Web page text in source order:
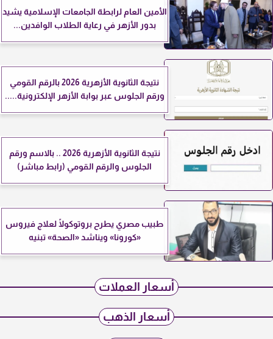
الأمين العام لرابطة الجامعات الإسلامية يشيد
بدور الأزهر في رعاية الطلاب الوافدين...
نتيجة الثانوية الأزهرية 2026 بالرقم القومي
ورقم الجلوس عبر بوابة الأزهر الإلكترونية.....
نتيجة الثانوية الأزهرية 2026 .. بالاسم ورقم
الجلوس والرقم القومي (رابط مباشر)
طبيب مصري يطرح بروتوكولًا لعلاج فيروس
«كورونا» ويناشد «الصحة» تبنيه
أسعار العملات
أسعار الذهب